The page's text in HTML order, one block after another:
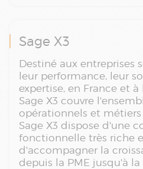
Sage X3
Destiné aux entreprises
leur performance, leur
expertise, en France et à
Sage X3 couvre
opérationnels et
Sage X3 dispose d'une
fonctionnelle très riche
d'accompagner la
depuis la PME jusqu'à